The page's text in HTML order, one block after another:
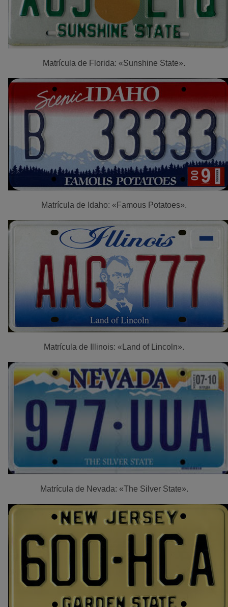
Matrícula de Florida: «Sunshine State».
Matrícula de Idaho: «Famous Potatoes».
Matrícula de Illinois: «Land of Lincoln».
Matrícula de Nevada: «The Silver State».